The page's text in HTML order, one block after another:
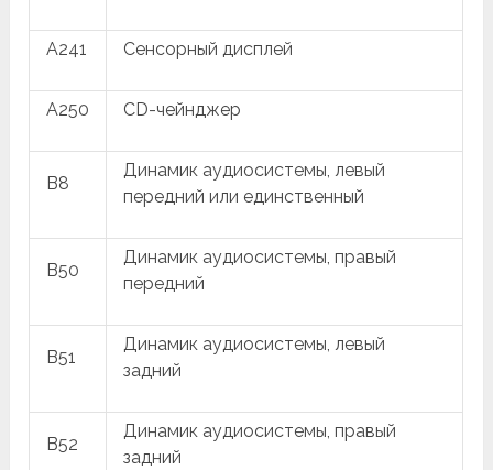
A241 Сенсорный дисплей
A250 CD-чейнджер
B8
Динамик аудиосистемы, левый
передний или единственный
B50
Динамик аудиосистемы, правый
передний
B51
Динамик аудиосистемы, левый
задний
B52
Динамик аудиосистемы, правый
задний